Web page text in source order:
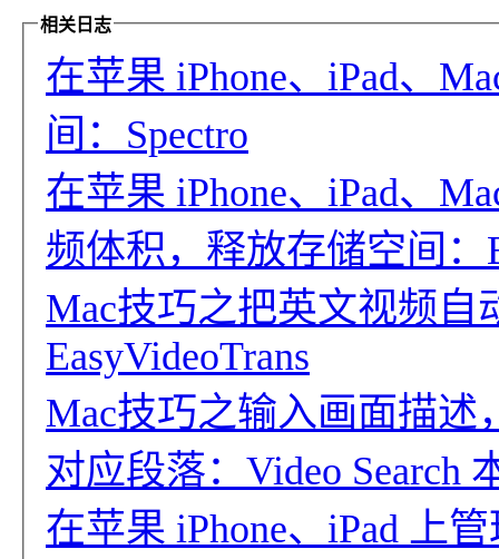
相关日志
在苹果 iPhone、iPad、
间：Spectro
在苹果 iPhone、iPad、
频体积，释放存储空间：
Mac技巧之把英文视频
EasyVideoTrans
Mac技巧之输入画面描
对应段落：Video Search
在苹果 iPhone、iPad 上